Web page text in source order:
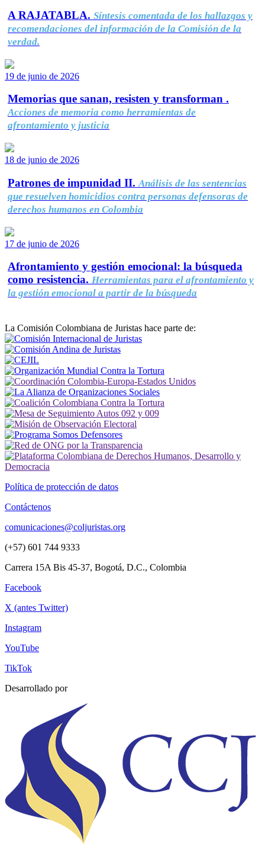
A RAJATABLA. Síntesis comentada de los hallazgos y
recomendaciones del información de la Comisión de la
verdad.
19 de junio de 2026
Memorias que sanan, resisten y transforman .
Acciones de memoria como herramientas de
afrontamiento y justicia
18 de junio de 2026
Patrones de impunidad II. Análisis de las sentencias
que resuelven homicidios contra personas defensoras de
derechos humanos en Colombia
17 de junio de 2026
Afrontamiento y gestión emocional: la búsqueda
como resistencia. Herramientas para el afrontamiento y
la gestión emocional a partir de la búsqueda
La Comisión Colombiana de Juristas hace parte de:
Política de protección de datos
Contáctenos
comunicaciones@coljuristas.org
(+57) 601 744 9333
Carrera 15A Bis 45-37, Bogotá, D.C., Colombia
Facebook
X (antes Twitter)
Instagram
YouTube
TikTok
Desarrollado por